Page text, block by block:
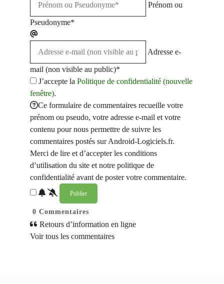
Prénom ou
Pseudonyme*
Adresse e-
mail (non visible au public)*
J’accepte la Politique de confidentialité (nouvelle
fenêtre).
Ce formulaire de commentaires recueille votre
prénom ou pseudo, votre adresse e-mail et votre
contenu pour nous permettre de suivre les
commentaires postés sur Android-Logiciels.fr.
Merci de lire et d’accepter les conditions
d’utilisation du site et notre politique de
confidentialité avant de poster votre commentaire.
0 Commentaires
Retours d’information en ligne
Voir tous les commentaires